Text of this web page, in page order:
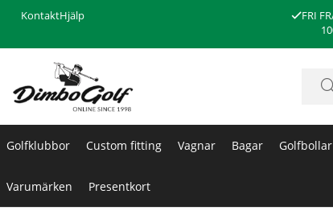
KontaktHjälp
FRI
Golfklubbor Custom fitting Vagnar Bagar Golfbollar
Varumärken Presentkort